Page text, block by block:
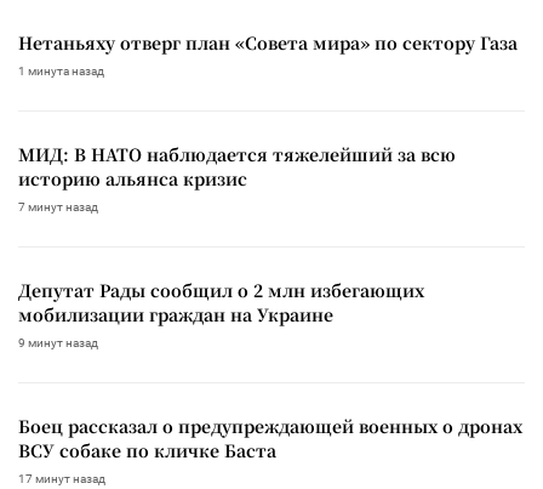
Нетаньяху отверг план «Совета мира» по сектору Газа
1 минута назад
МИД: В НАТО наблюдается тяжелейший за всю
историю альянса кризис
7 минут назад
Депутат Рады сообщил о 2 млн избегающих
мобилизации граждан на Украине
9 минут назад
Боец рассказал о предупреждающей военных о дронах
ВСУ собаке по кличке Баста
17 минут назад